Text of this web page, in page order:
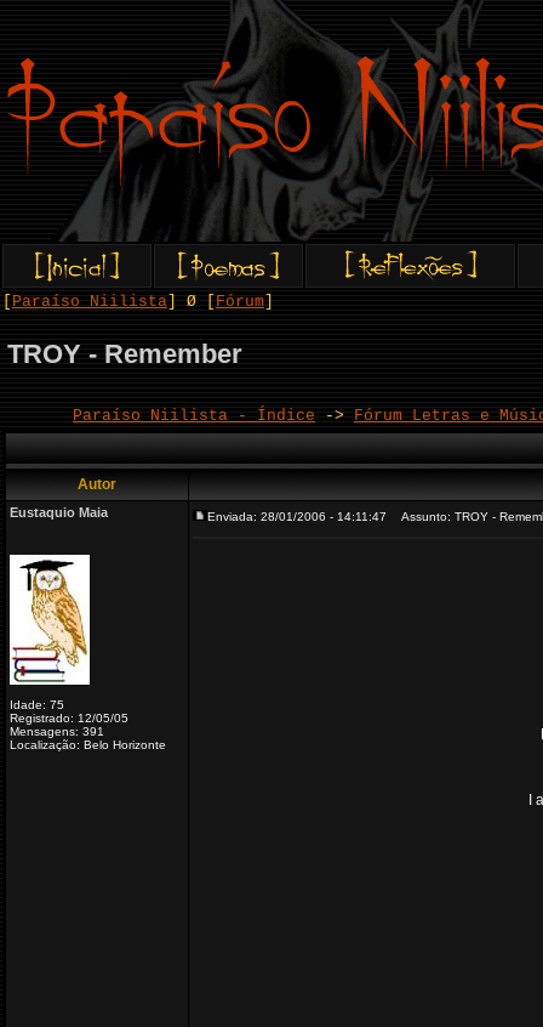
Paraíso Niilista ] Ø [ Fórum
TROY - Remember
Paraíso Niilista - Índice -> Fórum Letras e
Autor
Eustaquio Maia
Idade: 75
Registrado: 12/05/05
Mensagens: 391
Localização: Belo Horizonte
Enviada: 28/01/2006 - 14:11:47 Assunto: TROY -
I